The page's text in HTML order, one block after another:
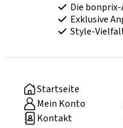
Die
Exklusive
Style-
Startseite
Mein Konto
Kontakt